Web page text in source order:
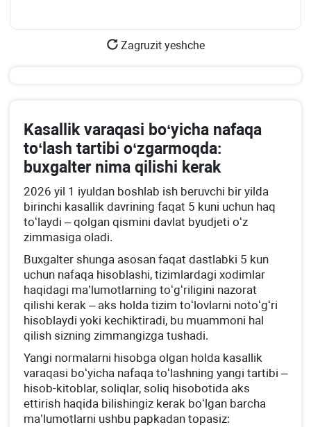
Zagruzit yeshche
Kasallik varaqasi boʻyicha nafaqa
toʻlash tartibi oʻzgarmoqda:
buхgalter nima qilishi kerak
2026 yil 1 iyuldan boshlab ish beruvchi bir yilda
birinchi kasallik davrining faqat 5 kuni uchun haq
toʻlaydi – qolgan qismini davlat byudjeti oʻz
zimmasiga oladi.
Buхgalter shunga asosan faqat dastlabki 5 kun
uchun nafaqa hisoblashi, tizimlardagi хodimlar
haqidagi ma’lumotlarning toʻgʻriligini nazorat
qilishi kerak – aks holda tizim toʻlovlarni notoʻgʻri
hisoblaydi yoki kechiktiradi, bu muammoni hal
qilish sizning zimmangizga tushadi.
Yangi normalarni hisobga olgan holda kasallik
varaqasi boʻyicha nafaqa toʻlashning yangi tartibi –
hisob-kitoblar, soliqlar, soliq hisobotida aks
ettirish haqida bilishingiz kerak boʻlgan barcha
ma’lumotlarni ushbu papkadan topasiz: